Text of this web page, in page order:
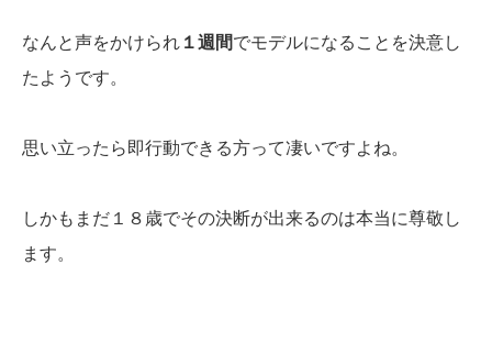
なんと声をかけられ １週間でモデルになることを決意し
たようです。
思い立ったら即行動できる方って凄いですよね。
しかもまだ１８歳でその決断が出来るのは本当に尊敬し
ます。